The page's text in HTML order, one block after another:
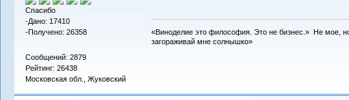
Спасибо
-Дано: 17410
-Получено: 26358
Сообщений: 2879
Рейтинг: 26438
Московская обл., Жуковский
«Виноделие это философия. Это не бизнес.» Не мое,
загораживай мне солнышко»